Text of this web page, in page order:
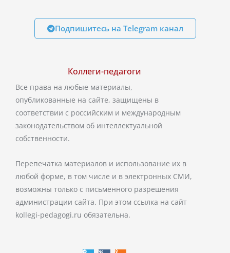
Подпишитесь на Telegram канал
Коллеги-педагоги
Все права на любые материалы,
опубликованные на сайте, защищены в
соответствии с российским и международным
законодательством об интеллектуальной
собственности.
Перепечатка материалов и использование их в
любой форме, в том числе и в электронных СМИ,
возможны только с письменного разрешения
администрации сайта. При этом ссылка на сайт
kollegi-pedagogi.ru обязательна.